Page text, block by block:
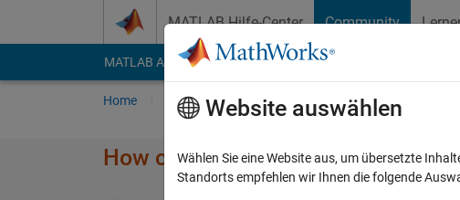
MATLAB Hilfe-Center Community
MATLAB Answers File Exchange Cody
Home Fragen Antworten Durchsuchen
How can I connect Matlab to
Website auswählen
Wählen Sie eine Website aus, um übersetzte
Standorts empfehlen wir Ihnen die folgende